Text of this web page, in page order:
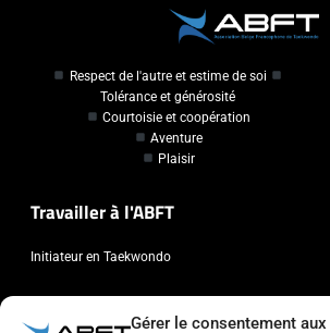
Gérer le consentement aux
Respect de l'autre et estime de soi
Tolérance et générosité
Courtoisie et coopération
Aventure
Plaisir
Travailler à l'ABFT
Initiateur en Taekwondo